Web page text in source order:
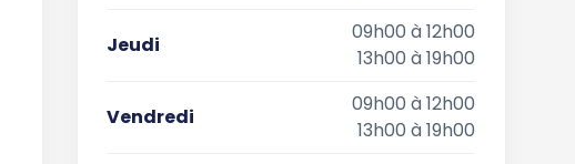
Jeudi
09h00 à 12h00
13h00 à 19h00
Vendredi
09h00 à 12h00
13h00 à 19h00